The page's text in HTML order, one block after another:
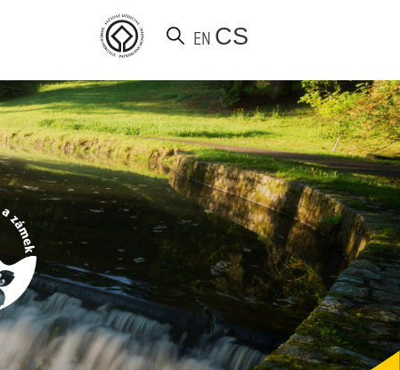
EN CS
Vyhledat